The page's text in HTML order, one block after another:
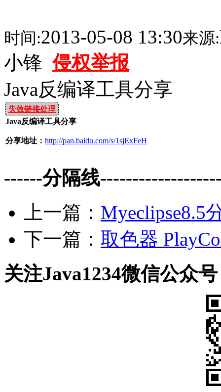
时间:2013-05-08 13:30来源:
小锋侵权举报
Java反编译工具分享
失效链接处理
Java反编译工具分享
分享地址： http://pan.baidu.com/s/1sjExFeH
------分隔线
上一篇： Myeclipse8.5
下一篇： 取色器
关注Java1234微信公众号